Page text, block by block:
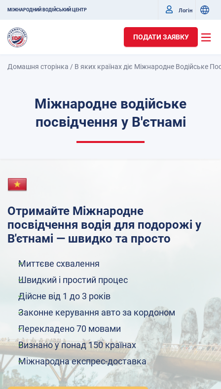
МІЖНАРОДНИЙ ВОДІЙСЬКИЙ ЦЕНТР Логін
ПОДАТИ ЗАЯВКУ
Домашня сторінка / В яких країнах діє Міжнародне Водійське
Міжнародне водійське
посвідчення у В'єтнамі
Отримайте Міжнародне
посвідчення водія для подорожі у
В'єтнамі — швидко та просто
Миттєве схвалення
Швидкий і простий процес
Дійсне від 1 до 3 років
Законне керування авто за кордоном
Перекладено 70 мовами
Визнано у понад 150 країнах
Міжнародна експрес-доставка